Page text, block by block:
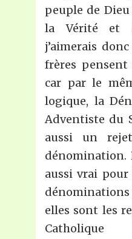
peuple de
la Vérité et
j’aimerais
frères pensent
car par le
logique, la
Adventiste du
aussi un
dénomination.
aussi vrai
elles sont les